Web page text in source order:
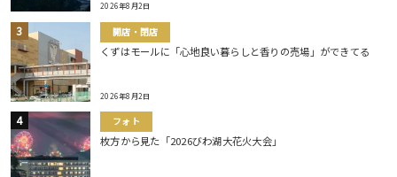
2026年8月2日
開店・閉店
くずはモールに「心地良い暮らしと香りの売場」ができてる
2026年8月2日
フォト
枚方から見た「2026びわ湖大花火大会」